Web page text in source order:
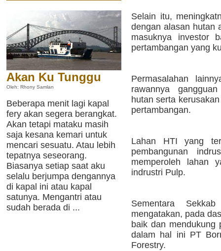
Akan Ku Tunggu
Oleh: Rhony Samlan
Beberapa menit lagi kapal
fery akan segera berangkat.
Akan tetapi mataku masih
saja kesana kemari untuk
mencari sesuatu. Atau lebih
tepatnya seseorang.
Biasanya setiap saat aku
selalu berjumpa dengannya
di kapal ini atau kapal
satunya. Mengantri atau
sudah berada di ...
Selain itu,
dengan alasan hutan
masuknya investor
pertambangan yang
Permasalahan
rawannya
hutan serta
pertambangan.
Lahan HTI yang
pembangunan
memperoleh lahan
indrustri Pulp.
Sementara
mengatakan, pada
baik dan mendukung
dalam hal ini PT
Forestry.